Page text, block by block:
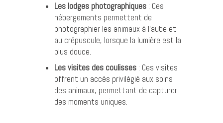
Les lodges photographiques: Ces
hébergements permettent de
photographier les animaux à l’aube et
au crépuscule, lorsque la lumière est la
plus douce.
Les visites des coulisses: Ces visites
offrent un accès privilégié aux soins
des animaux, permettant de capturer
des moments uniques.